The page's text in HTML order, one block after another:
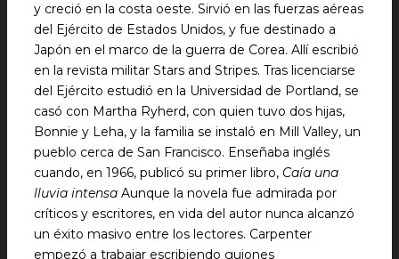
y creció en la costa oeste. Sirvió en las fuerzas aéreas
del Ejército de Estados Unidos, y fue destinado a
Japón en el marco de la guerra de Corea. Allí escribió
en la revista militar Stars and Stripes. Tras licenciarse
del Ejército estudió en la Universidad de Portland, se
casó con Martha Ryherd, con quien tuvo dos hijas,
Bonnie y Leha, y la familia se instaló en Mill Valley, un
pueblo cerca de San Francisco. Enseñaba inglés
cuando, en 1966, publicó su primer libro, Caía una
lluvia intensa Aunque la novela fue admirada por
críticos y escritores, en vida del autor nunca alcanzó
un éxito masivo entre los lectores. Carpenter
empezó a trabajar escribiendo guiones